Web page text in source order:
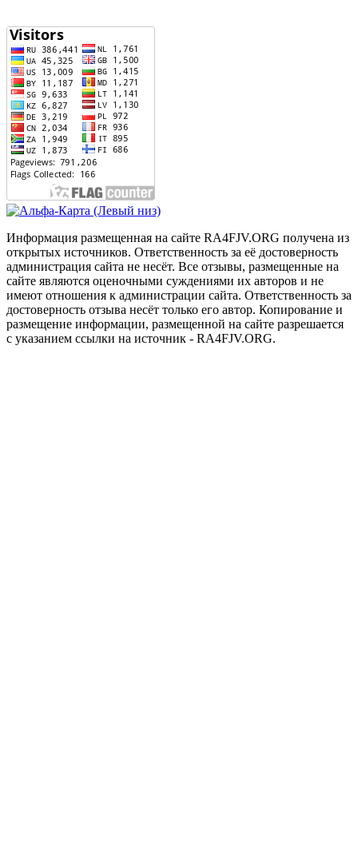
Информация размещенная на сайте RA4FJV.ORG получена из
открытых источников. Ответственность за её достоверность
администрация сайта не несёт. Все отзывы, размещенные на
сайте являются оценочными суждениями их авторов и не
имеют отношения к администрации сайта. Ответственность за
достоверность отзыва несёт только его автор. Копирование и
размещение информации, размещенной на сайте разрешается
с указанием ссылки на источник - RA4FJV.ORG.